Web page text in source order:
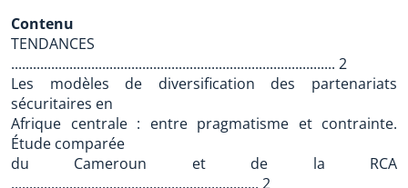
Contenu
TENDANCES
......................................................................................... 2
Les modèles de diversification des partenariats
sécuritaires en
Afrique centrale : entre pragmatisme et contrainte.
Étude comparée
du Cameroun et de la RCA
.................................................................... 2